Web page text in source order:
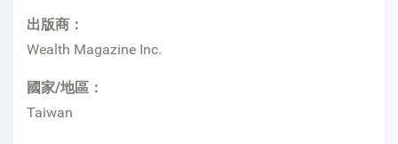
出版商：
Wealth Magazine Inc.
國家/地區：
Taiwan